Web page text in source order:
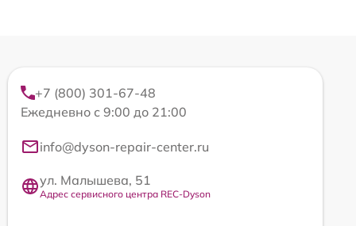
+7 (800) 301-67-48
Ежедневно с 9:00 до 21:00
info@dyson-repair-center.ru
ул. Малышева, 51
Адрес сервисного центра REC-Dyson